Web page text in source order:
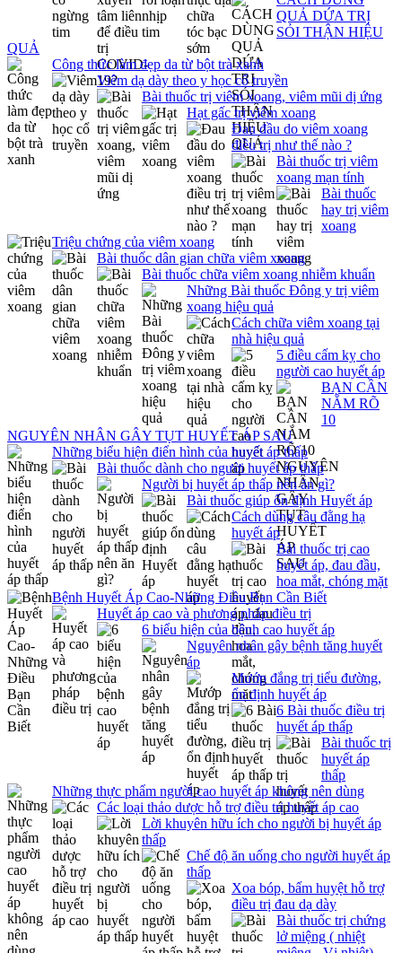
QUẢ DỨA TRỊ
SỎI THẬN HIỆU
QUẢ
Công thức làm đẹp da từ bột trà xanh
Viêm dạ dày theo y học cổ truyền
Bài thuốc trị viêm xoang, viêm mũi dị ứng
Hạt gấc trị viêm xoang
Đau đầu do viêm xoang
điều trị như thế nào ?
Bài thuốc trị viêm
xoang mạn tính
Bài thuốc
hay trị viêm
xoang
Triệu chứng của viêm xoang
Bài thuốc dân gian chữa viêm xoang
Bài thuốc chữa viêm xoang nhiễm khuẩn
Những Bài thuốc Đông y trị viêm
xoang hiệu quả
Cách chữa viêm xoang tại
nhà hiệu quả
5 điều cấm kỵ cho
người cao huyết áp
BẠN CẦN
NẮM RÕ
10
NGUYÊN NHÂN GÂY TỤT HUYẾT ÁP SAU
Những biểu hiện điển hình của huyết áp thấp
Bài thuốc dành cho người huyết áp thấp
Người bị huyết áp thấp nên ăn gì?
Bài thuốc giúp ổn định Huyết áp
Cách dùng câu đằng hạ
huyết áp
Bài thuốc trị cao
huyết áp, đau đầu,
hoa mắt, chóng mặt
Bệnh Huyết Áp Cao-Những Điều Bạn Cần Biết
Huyết áp cao và phương pháp điều trị
6 biểu hiện của bệnh cao huyết áp
Nguyên nhân gây bệnh tăng huyết
áp
Mướp đắng trị tiểu đường,
ổn định huyết áp
6 Bài thuốc điều trị
huyết áp thấp
Bài thuốc trị
huyết áp
thấp
Những thực phẩm người cao huyết áp không nên dùng
Các loại thảo dược hỗ trợ điều trị huyết áp cao
Lời khuyên hữu ích cho người bị huyết áp
thấp
Chế độ ăn uống cho người huyết áp
thấp
Xoa bóp, bấm huyệt hỗ trợ
điều trị đau dạ dày
Bài thuốc trị chứng
lở miệng ( nhiệt